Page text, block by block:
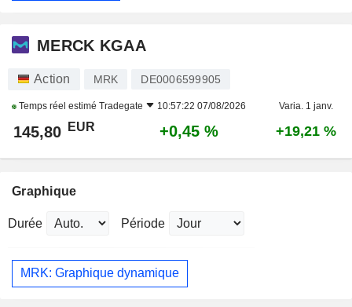
MERCK KGAA
Action MRK DE0006599905
Temps réel estimé Tradegate 10:57:22 07/08/2026 Varia. 1 janv.
145,80 EUR +0,45 % +19,21 %
Graphique
Durée Période
MRK: Graphique dynamique